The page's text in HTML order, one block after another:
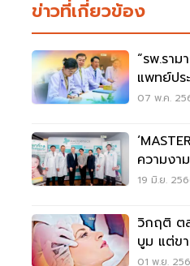
ข่าวที่เกี่ยวข้อง
“รพ.ราม
แพทย์ปร
ศัลยกร
07 พ.ค.
ความงา
19 มิ.ย.
วิกฤติ ต
บูม แต่ข
01 พ.ย.